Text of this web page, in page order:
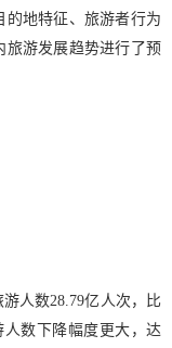
的地特征、旅游者行为
旅游发展趋势进行了预
人数28.79亿人次，比
人数下降幅度更大，达